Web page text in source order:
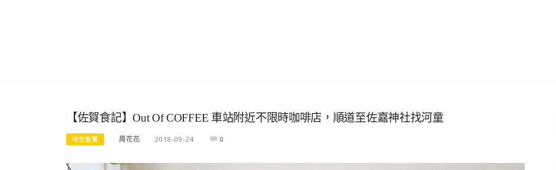
【佐賀食記】Out Of COFFEE 車站附近不限時咖啡店，順道至佐嘉神社找河童
吃在佐賀 周花花 2018-09-24 0